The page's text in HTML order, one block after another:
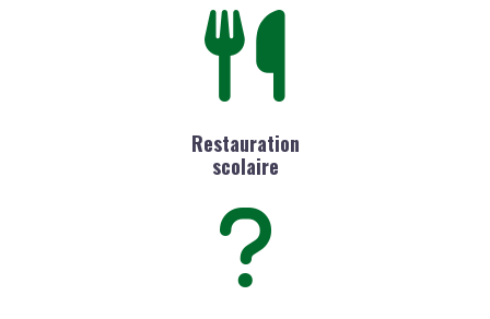
Restauration
scolaire